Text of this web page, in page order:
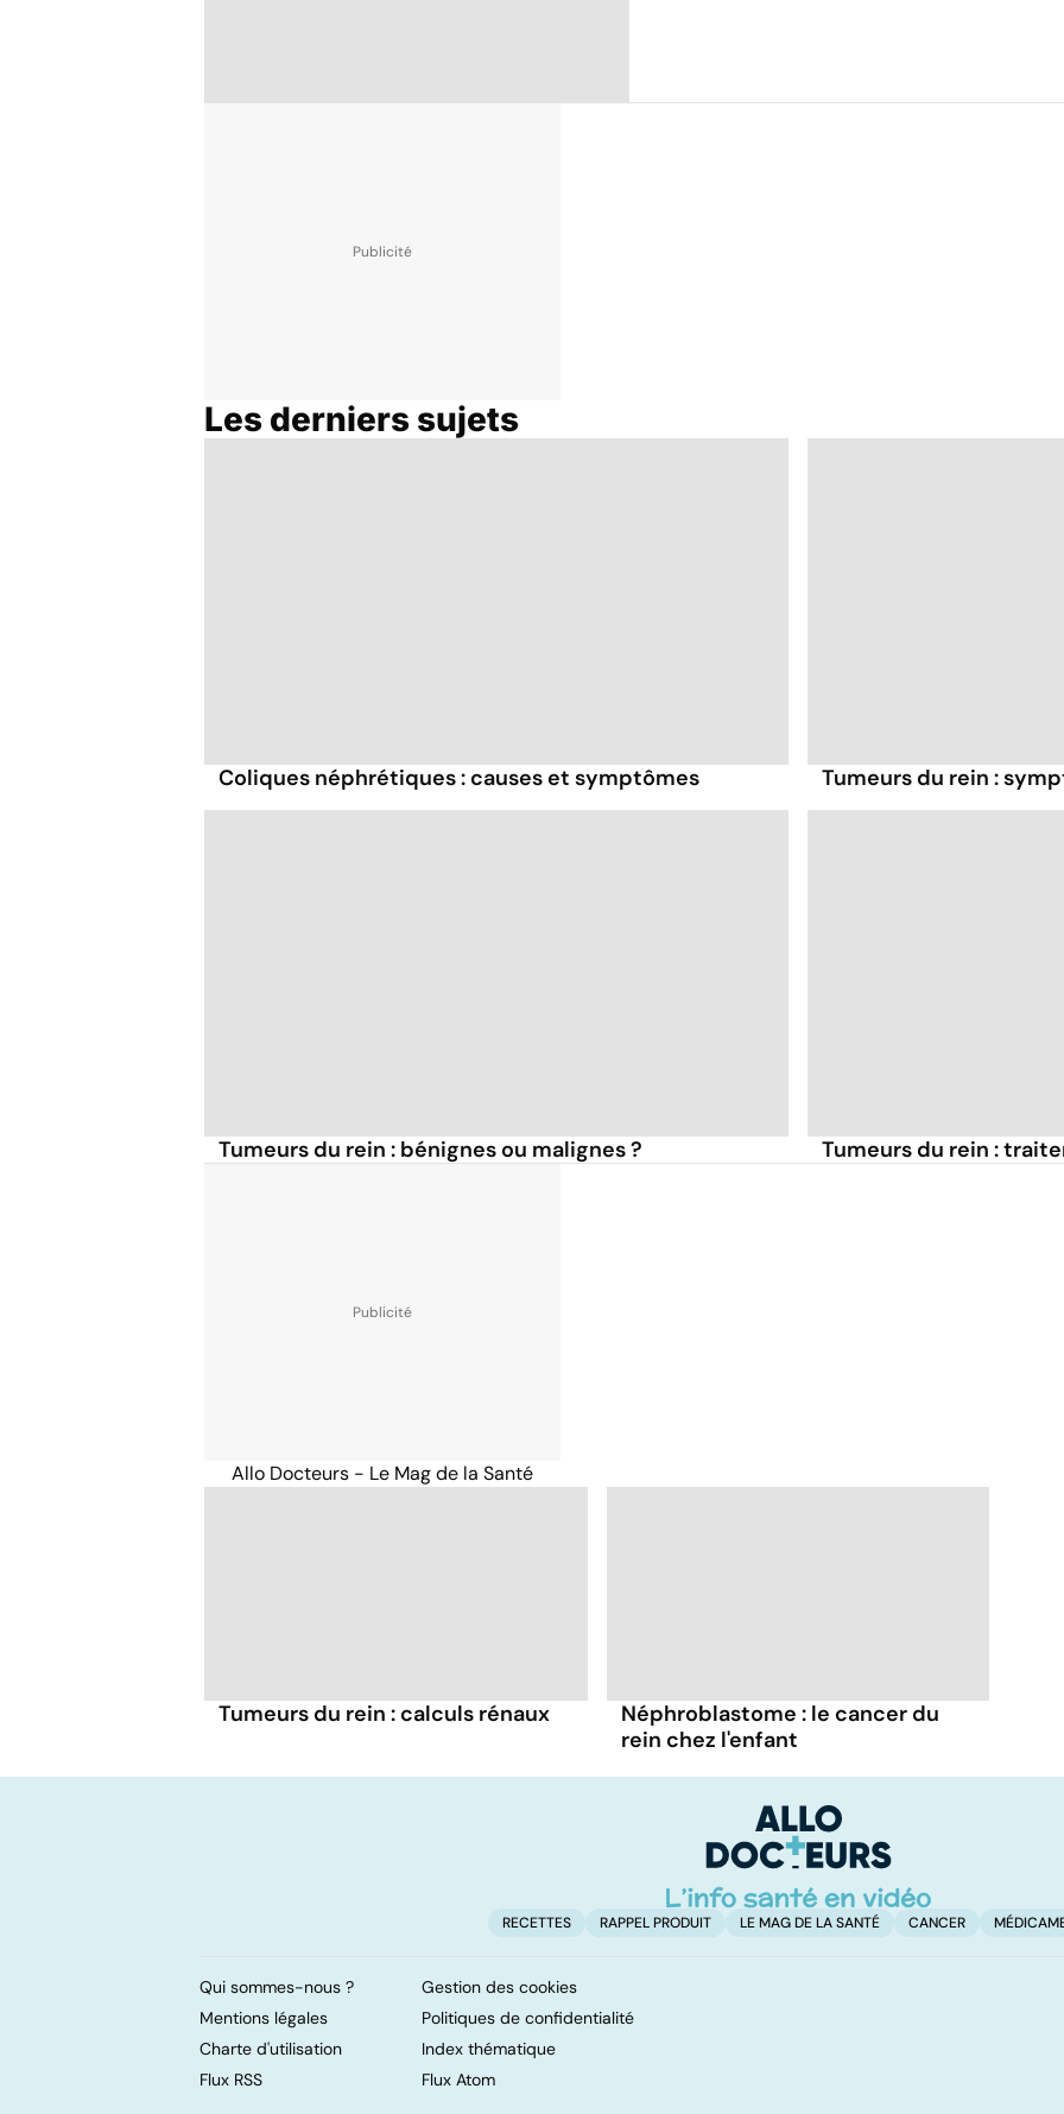
Les derniers sujets
Coliques néphrétiques : causes et symptômes Tumeurs du rein :
Tumeurs du rein : bénignes ou malignes ? Tumeurs du rein :
Allo Docteurs - Le Mag de la Santé
Tumeurs du rein : calculs rénaux
Néphroblastome : le cancer du
rein chez l'enfant
RECETTES RAPPEL PRODUIT LE MAG DE LA SANTÉ CANCER
Qui sommes-nous ?
Gestion des cookies
Mentions légales
Politiques de confidentialité
Charte d'utilisation
Index thématique
Flux RSS
Flux Atom